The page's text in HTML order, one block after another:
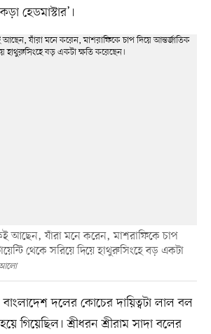
হেডমাস্টার’।
আছেন, যাঁরা মনে করেন, মাশরাফিকে চাপ
থেকে সরিয়ে দিয়ে হাথুরুসিংহে বড় একটা
দলের কোচের দায়িত্বটা লাল বল
গিয়েছিল। শ্রীধরন শ্রীরাম সাদা বলের